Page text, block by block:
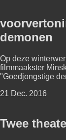
demonen
Op deze
filmmaakster
"Goedjongstige
21 Dec. 2016
Twee